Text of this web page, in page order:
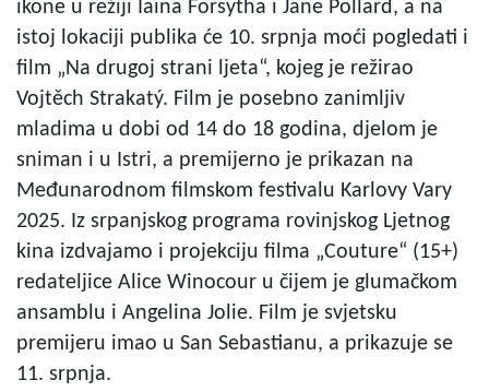
ikone u režiji Iaina Forsytha i Jane Pollard, a na
istoj lokaciji publika će 10. srpnja moći pogledati i
film „Na drugoj strani ljeta“, kojeg je režirao
Vojtěch Strakatý. Film je posebno zanimljiv
mladima u dobi od 14 do 18 godina, djelom je
sniman i u Istri, a premijerno je prikazan na
Međunarodnom filmskom festivalu Karlovy Vary
2025. Iz srpanjskog programa rovinjskog Ljetnog
kina izdvajamo i projekciju filma „Couture“ (15+)
redateljice Alice Winocour u čijem je glumačkom
ansamblu i Angelina Jolie. Film je svjetsku
premijeru imao u San Sebastianu, a prikazuje se
11. srpnja.